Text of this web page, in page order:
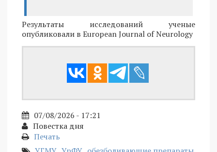
Результаты исследований ученые
опубликовали в European Journal of Neurology
07/08/2026 - 17:21
Повестка дня
Печать